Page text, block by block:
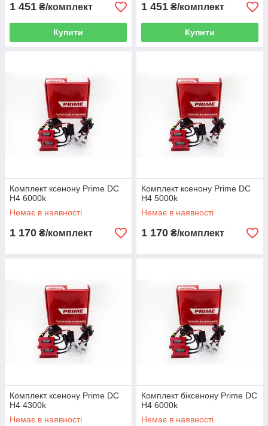
1 451 ₴/комплект
Купити
1 451 ₴/комплект
Купити
Комплект ксенону Prime DC
H4 6000k
Немає в наявності
1 170 ₴/комплект
Комплект ксенону Prime DC
H4 5000k
Немає в наявності
1 170 ₴/комплект
Комплект ксенону Prime DC
H4 4300k
Немає в наявності
Комплект біксенону Prime DC
H4 6000k
Немає в наявності